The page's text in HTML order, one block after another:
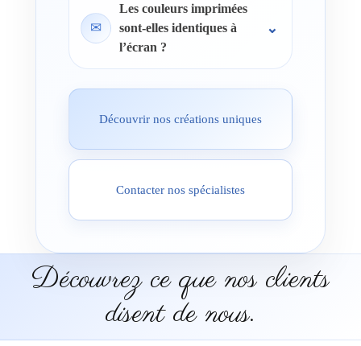
✉
Les couleurs imprimées
sont-elles identiques à
l’écran ?
Découvrir nos créations uniques
Contacter nos spécialistes
Découvrez ce que nos clients
disent de nous.